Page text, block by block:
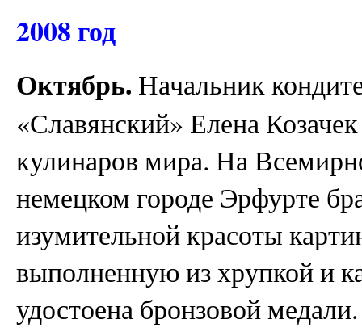
2008 год
Октябрь. Начальник
«Славянский» Елена
кулинаров мира. На
немецком городе Эрфурте
изумительной красоты
выполненную из хрупкой и
удостоена бронзовой медали.